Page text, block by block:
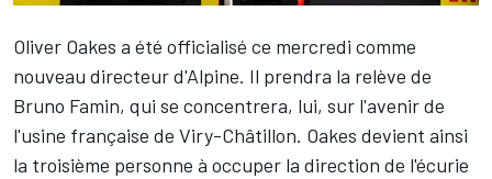
Oliver Oakes a été officialisé ce mercredi comme
nouveau directeur d'Alpine. Il prendra la relève de
Bruno Famin, qui se concentrera, lui, sur l'avenir de
l'usine française de Viry-Châtillon. Oakes devient ainsi
la troisième personne à occuper la direction de l'écurie